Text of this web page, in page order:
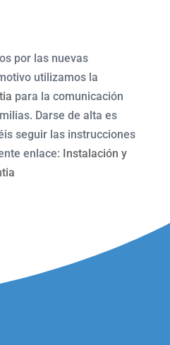
por las nuevas
utilizamos la
para la comunicación
Darse de alta es
seguir las instrucciones
enlace: Instalación y